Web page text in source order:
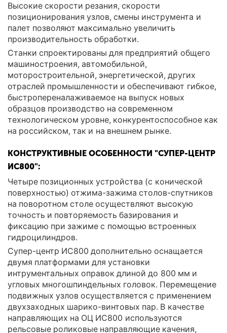
Высокие скорости резания, скорости
позиционирования узлов, смены инструмента и
палет позволяют максимально увеличить
производительность обработки.
Станки спроектированы для предприятий общего
машиностроения, автомобильной,
моторостроительной, энергетической, других
отраслей промышленности и обеспечивают гибкое,
быстропереналаживаемое на выпуск новых
образцов производство на современном
технологическом уровне, конкурентоспособное как
на российском, так и на внешнем рынке.
КОНСТРУКТИВНЫЕ ОСОБЕННОСТИ "СУПЕР-ЦЕНТР
ИС800":
Четыре позиционных устройства (с конической
поверхностью) отжима-зажима столов-спутников
на поворотном столе осуществляют высокую
точность и повторяемость базирования и
фиксацию при зажиме с помощью встроенных
гидроцилиндров.
Супер-центр ИС800 дополнительно оснащается
двумя платформами для установки
интрументальных оправок длиной до 800 мм и
угловых многошпиндельных головок. Перемещение
подвижных узлов осуществляется с применением
двухзаходных шарико-винтовых пар. В качестве
направляющих на ОЦ ИС800 используются
рельсовые роликовые направляющие качения,